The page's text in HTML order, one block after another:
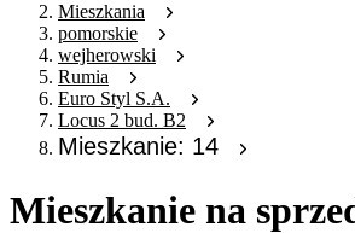
Mieszkania
pomorskie
wejherowski
Rumia
Euro Styl S.A.
Locus 2 bud. B2
Mieszkanie: 14
Mieszkanie na